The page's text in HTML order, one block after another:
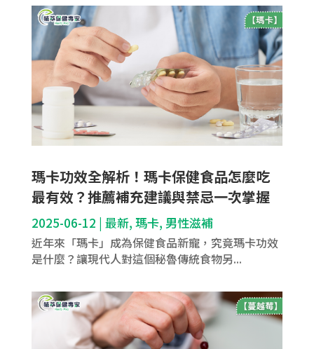
瑪卡功效全解析！瑪卡保健食品怎麼吃
最有效？推薦補充建議與禁忌一次掌握
2025-06-12 | 最新, 瑪卡, 男性滋補
近年來「瑪卡」成為保健食品新寵，究竟瑪卡功效
是什麼？讓現代人對這個秘魯傳統食物另...